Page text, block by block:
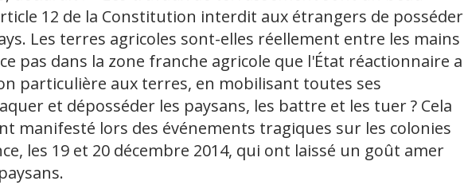
12 de la Constitution interdit aux étrangers de posséder
Les terres agricoles sont-elles réellement entre les mains
pas dans la zone franche agricole que l'État réactionnaire a
particulière aux terres, en mobilisant toutes ses
et déposséder les paysans, les battre et les tuer ? Cela
manifesté lors des événements tragiques sur les colonies
les 19 et 20 décembre 2014, qui ont laissé un goût amer